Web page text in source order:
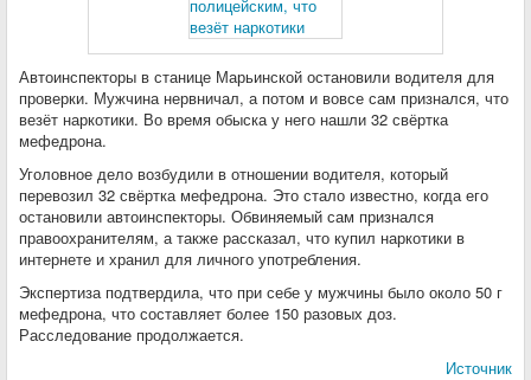
Автоинспекторы в станице Марьинской остановили водителя для
проверки. Мужчина нервничал, а потом и вовсе сам признался, что
везёт наркотики. Во время обыска у него нашли 32 свёртка
мефедрона.
Уголовное дело возбудили в отношении водителя, который
перевозил 32 свёртка мефедрона. Это стало известно, когда его
остановили автоинспекторы. Обвиняемый сам признался
правоохранителям, а также рассказал, что купил наркотики в
интернете и хранил для личного употребления.
Экспертиза подтвердила, что при себе у мужчины было около 50 г
мефедрона, что составляет более 150 разовых доз.
Расследование продолжается.
Источник